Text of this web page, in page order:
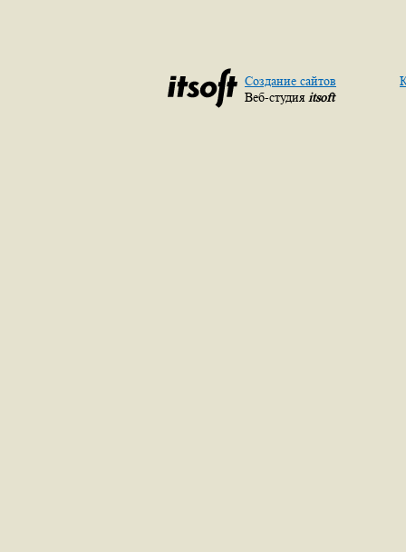
Создание сайтов
Веб-студия itsoft